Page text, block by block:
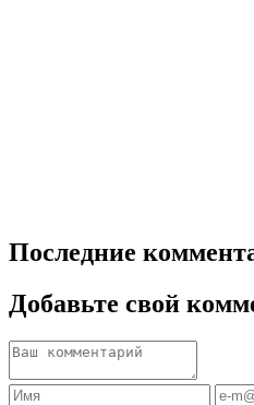
Последние
Добавьте свой